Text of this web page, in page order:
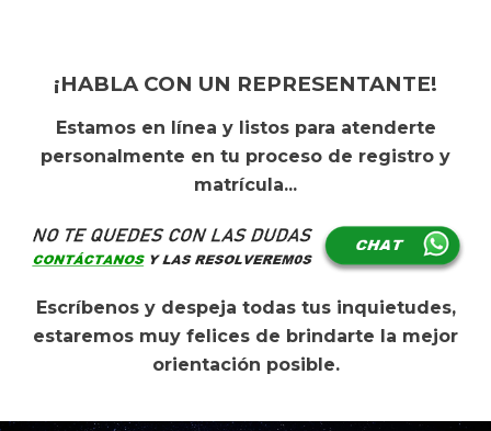
¡HABLA CON UN REPRESENTANTE!
Estamos en línea y listos para atenderte
personalmente en tu proceso de registro y
matrícula...
Escríbenos y despeja todas tus inquietudes,
estaremos muy felices de brindarte la mejor
orientación posible.